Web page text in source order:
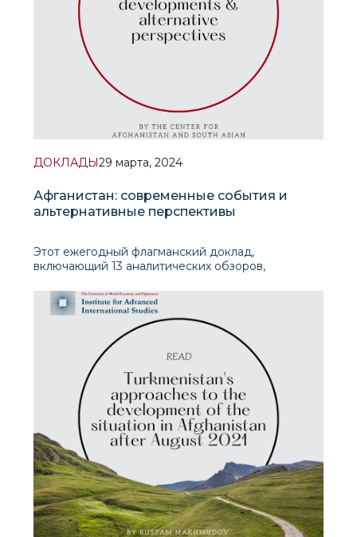
ДОКЛАДЫ 29 марта, 2024
Афганистан: современные события и
альтернативные перспективы
Этот ежегодный флагманский доклад,
включающий 13 аналитических обзоров,
события в Афганистане и вокруг него, отдавая
приоритет своевременным и значимым
тематическим и региональным подходам.
Очевидно, что быстрый приход Талибана к
власти в августе 2021